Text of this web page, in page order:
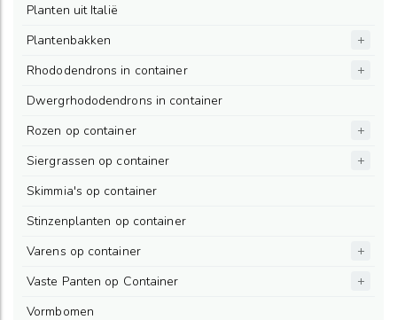
Planten uit Italië
Plantenbakken
Rhododendrons in container
Dwergrhododendrons in container
Rozen op container
Siergrassen op container
Skimmia's op container
Stinzenplanten op container
Varens op container
Vaste Panten op Container
Vormbomen